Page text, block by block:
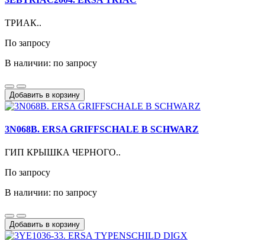
ТРИАК..
По запросу
В наличии: по запросу
Добавить в корзину
3N068B. ERSA GRIFFSCHALE B SCHWARZ
ГИП КРЫШКА ЧЕРНОГО..
По запросу
В наличии: по запросу
Добавить в корзину